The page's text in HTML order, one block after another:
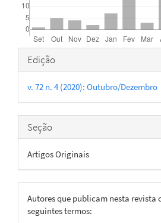
Detalhes
do
artigo
Edição
v. 72 n. 4 (2020): Outubro/Dezembro
Seção
Artigos Originais
Autores que publicam nesta revista
seguintes termos: